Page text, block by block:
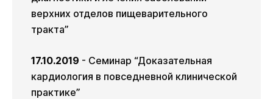
верхних отделов пищеварительного
тракта”
17.10.2019 - Семинар “Доказательная
кардиология в повседневной клинической
практике”